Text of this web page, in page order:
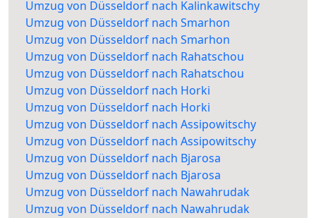
Umzug von Düsseldorf nach Kalinkawitschy
Umzug von Düsseldorf nach Smarhon
Umzug von Düsseldorf nach Smarhon
Umzug von Düsseldorf nach Rahatschou
Umzug von Düsseldorf nach Rahatschou
Umzug von Düsseldorf nach Horki
Umzug von Düsseldorf nach Horki
Umzug von Düsseldorf nach Assipowitschy
Umzug von Düsseldorf nach Assipowitschy
Umzug von Düsseldorf nach Bjarosa
Umzug von Düsseldorf nach Bjarosa
Umzug von Düsseldorf nach Nawahrudak
Umzug von Düsseldorf nach Nawahrudak